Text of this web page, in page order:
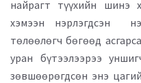
найрагт түүхийн шинэ
хэмээн нэрлэгдсэн
төлөөлөгч бөгөөд
уран бүтээлээрээ
зөвшөөрөгдсөн энэ